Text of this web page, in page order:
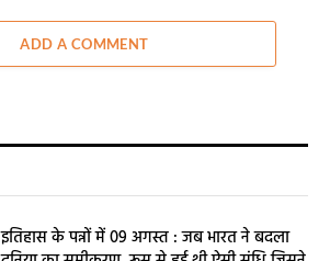
ADD A COMMENT
इतिहास के पन्नों में 09 अगस्त : जब भारत ने बदला